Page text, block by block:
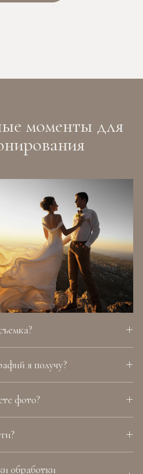
моменты для
я получу?
фото?
обработки